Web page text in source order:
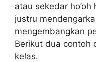
atau sekedar ho’oh
justru
mengembangkan
Berikut dua contoh
kelas.